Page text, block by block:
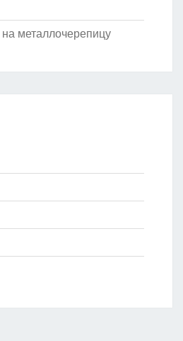
металлочерепицу